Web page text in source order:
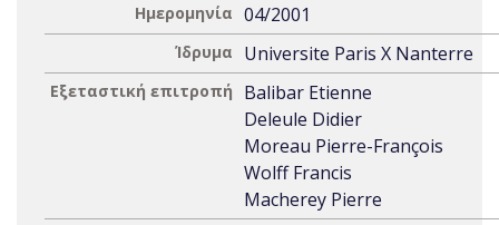
Ημερομηνία 04/2001
Ίδρυμα Universite Paris X Nanterre
Εξεταστική επιτροπή
Balibar Etienne
Deleule Didier
Moreau Pierre-François
Wolff Francis
Macherey Pierre